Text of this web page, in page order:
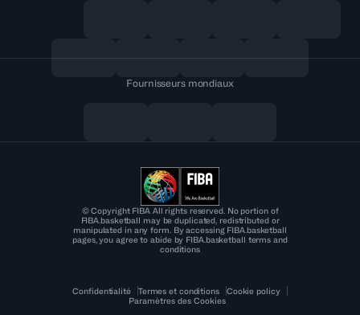
Fournisseurs mondiaux
© Copyright FIBA All rights reserved. No portion of
FIBA.basketball may be duplicated, redistributed or
manipulated in any form. By accessing FIBA.basketball
pages, you agree to abide by FIBA.basketball terms and
conditions
Confidentialité Termes et conditions
Cookie policy
Paramètres des Cookies